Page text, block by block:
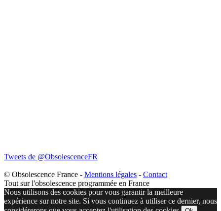
Tweets de @ObsolescenceFR
© Obsolescence France - Mentions légales - Contact
Tout sur l'obsolescence programmée en France
Nous utilisons des cookies pour vous garantir la meilleure
expérience sur notre site. Si vous continuez à utiliser ce dernier, nous